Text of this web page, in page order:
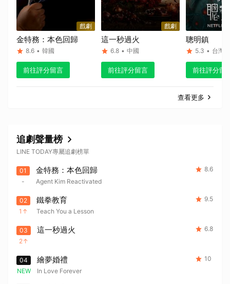
戲劇
金特務：本色回歸
8.6 • 韓國
前往評分留言
戲劇
這一秒過火
6.8 • 中國
前往評分留言
聰明鎮
5.3 • 台灣
前往評分留
查看更多
追劇聲量榜
LINE TODAY專屬追劇榜單
01
-
金特務：本色回歸
Agent Kim Reactivated
8.6
02
1
鐵拳教育
Teach You a Lesson
9.5
03
2
這一秒過火 6.8
04
NEW
繪夢婚禮
In Love Forever
10